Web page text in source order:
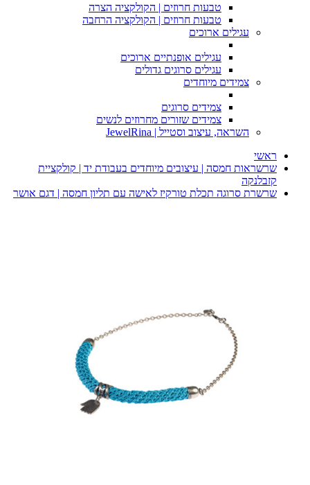
טבעות חרוזים | הקולקציה הצרה
טבעות חרוזים | הקולקציה הרחבה
עגילים ארוכים
עגילים אופנתיים ארוכים
עגילים סרוגים גדולים
צמידים מיוחדים
צמידים סרוגים
צמידים שזורים מחרוזים לנשים
השראה, עיצוב וסטייל | JewelRina
ראשי
שרשראות חמסה | עיצובים מיוחדים בעבודת יד | קולקציית
קזבלנקה
שרשרת סרוגה תכלת טורקיז לאישה עם תליון חמסה | דגם אושר